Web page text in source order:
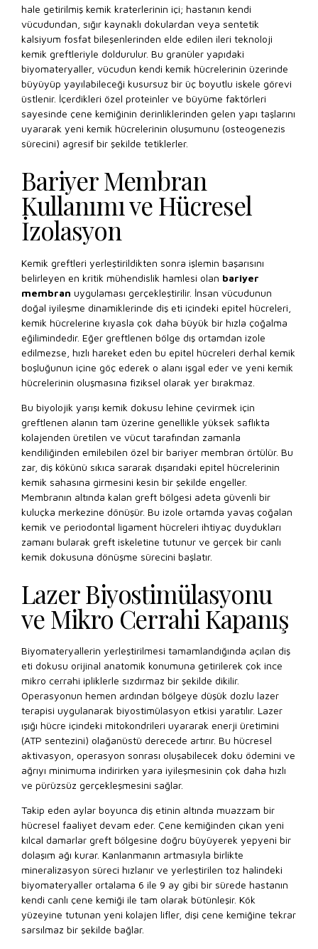
hale getirilmiş kemik kraterlerinin içi; hastanın kendi
vücudundan, sığır kaynaklı dokulardan veya sentetik
kalsiyum fosfat bileşenlerinden elde edilen ileri teknoloji
kemik greftleriyle doldurulur. Bu granüler yapıdaki
biyomateryaller, vücudun kendi kemik hücrelerinin üzerinde
büyüyüp yayılabileceği kusursuz bir üç boyutlu iskele görevi
üstlenir. İçerdikleri özel proteinler ve büyüme faktörleri
sayesinde çene kemiğinin derinliklerinden gelen yapı taşlarını
uyararak yeni kemik hücrelerinin oluşumunu (osteogenezis
sürecini) agresif bir şekilde tetiklerler.
Bariyer Membran
Kullanımı ve Hücresel
İzolasyon
Kemik greftleri yerleştirildikten sonra işlemin başarısını
belirleyen en kritik mühendislik hamlesi olan bariyer
membran uygulaması gerçekleştirilir. İnsan vücudunun
doğal iyileşme dinamiklerinde diş eti içindeki epitel hücreleri,
kemik hücrelerine kıyasla çok daha büyük bir hızla çoğalma
eğilimindedir. Eğer greftlenen bölge dış ortamdan izole
edilmezse, hızlı hareket eden bu epitel hücreleri derhal kemik
boşluğunun içine göç ederek o alanı işgal eder ve yeni kemik
hücrelerinin oluşmasına fiziksel olarak yer bırakmaz.
Bu biyolojik yarışı kemik dokusu lehine çevirmek için
greftlenen alanın tam üzerine genellikle yüksek saflıkta
kolajenden üretilen ve vücut tarafından zamanla
kendiliğinden emilebilen özel bir bariyer membran örtülür. Bu
zar, diş kökünü sıkıca sararak dışarıdaki epitel hücrelerinin
kemik sahasına girmesini kesin bir şekilde engeller.
Membranın altında kalan greft bölgesi adeta güvenli bir
kuluçka merkezine dönüşür. Bu izole ortamda yavaş çoğalan
kemik ve periodontal ligament hücreleri ihtiyaç duydukları
zamanı bularak greft iskeletine tutunur ve gerçek bir canlı
kemik dokusuna dönüşme sürecini başlatır.
Lazer Biyostimülasyonu
ve Mikro Cerrahi Kapanış
Biyomateryallerin yerleştirilmesi tamamlandığında açılan diş
eti dokusu orijinal anatomik konumuna getirilerek çok ince
mikro cerrahi ipliklerle sızdırmaz bir şekilde dikilir.
Operasyonun hemen ardından bölgeye düşük dozlu lazer
terapisi uygulanarak biyostimülasyon etkisi yaratılır. Lazer
ışığı hücre içindeki mitokondrileri uyararak enerji üretimini
(ATP sentezini) olağanüstü derecede artırır. Bu hücresel
aktivasyon, operasyon sonrası oluşabilecek doku ödemini ve
ağrıyı minimuma indirirken yara iyileşmesinin çok daha hızlı
ve pürüzsüz gerçekleşmesini sağlar.
Takip eden aylar boyunca diş etinin altında muazzam bir
hücresel faaliyet devam eder. Çene kemiğinden çıkan yeni
kılcal damarlar greft bölgesine doğru büyüyerek yepyeni bir
dolaşım ağı kurar. Kanlanmanın artmasıyla birlikte
mineralizasyon süreci hızlanır ve yerleştirilen toz halindeki
biyomateryaller ortalama 6 ile 9 ay gibi bir sürede hastanın
kendi canlı çene kemiği ile tam olarak bütünleşir. Kök
yüzeyine tutunan yeni kolajen lifler, dişi çene kemiğine tekrar
sarsılmaz bir şekilde bağlar.